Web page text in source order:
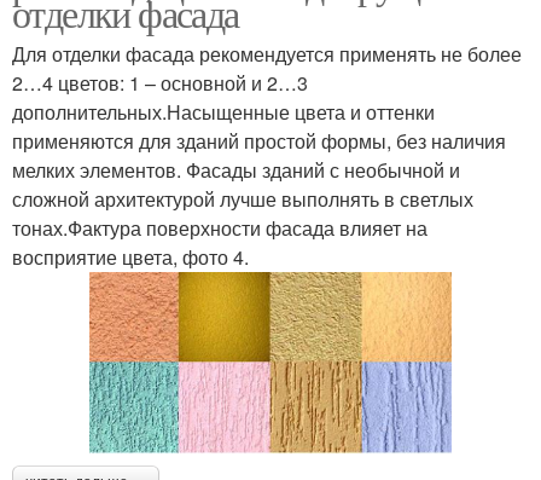
отделки фасада
Для отделки фасада рекомендуется применять не более
2…4 цветов: 1 – основной и 2…3
дополнительных.Насыщенные цвета и оттенки
применяются для зданий простой формы, без наличия
мелких элементов. Фасады зданий с необычной и
сложной архитектурой лучше выполнять в светлых
тонах.Фактура поверхности фасада влияет на
восприятие цвета, фото 4.